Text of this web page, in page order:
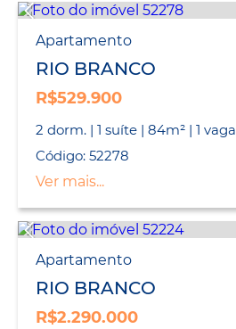
Apartamento
RIO BRANCO
R$529.900
2 dorm. | 1 suíte | 84m² | 1 vaga
Código: 52278
Ver mais...
Apartamento
RIO BRANCO
R$2.290.000